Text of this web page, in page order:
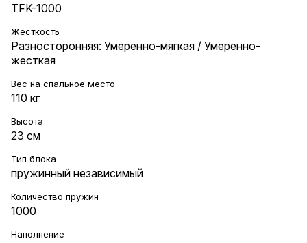
TFK-1000
Жесткость
Разносторонняя: Умеренно-мягкая / Умеренно-
жесткая
Вес на cпальное место
110 кг
Высота
23 см
Тип блока
пружинный независимый
Количество пружин
1000
Наполнение